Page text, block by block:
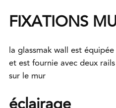
FIXATIONS
la glassmak wall est
et est fournie avec deux
sur le mur